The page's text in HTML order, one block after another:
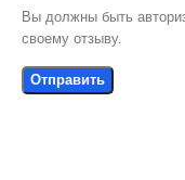
Вы должны быть
своему отзыву.